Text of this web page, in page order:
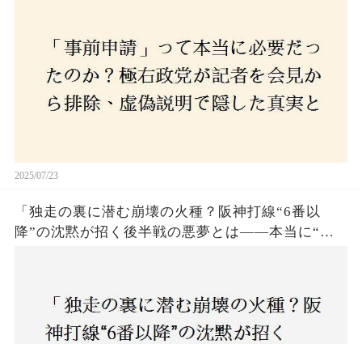
2025/07/23
「独走の裏に潜む崩壊の火種？阪神打線“6番以
降”の沈黙が招く後半戦の悪夢とは——本当に“強